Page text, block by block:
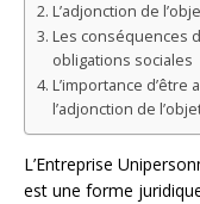
L’adjonction de
Les conséquences
obligations sociales
L’importance
l’adjonction de
L’Entreprise
est une forme